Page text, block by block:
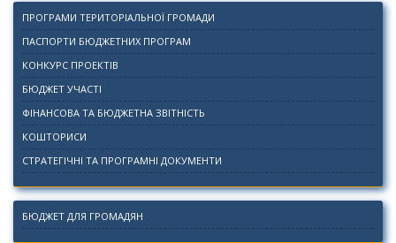
ПРОГРАМИ ТЕРИТОРІАЛЬНОЇ ГРОМАДИ
ПАСПОРТИ БЮДЖЕТНИХ ПРОГРАМ
КОНКУРС ПРОЕКТІВ
БЮДЖЕТ УЧАСТІ
ФІНАНСОВА ТА БЮДЖЕТНА ЗВІТНІСТЬ
КОШТОРИСИ
СТРАТЕГІЧНІ ТА ПРОГРАМНІ ДОКУМЕНТИ
БЮДЖЕТ ДЛЯ ГРОМАДЯН